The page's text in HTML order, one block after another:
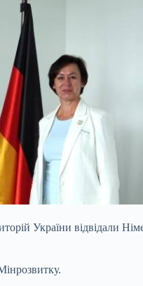
України відвідали